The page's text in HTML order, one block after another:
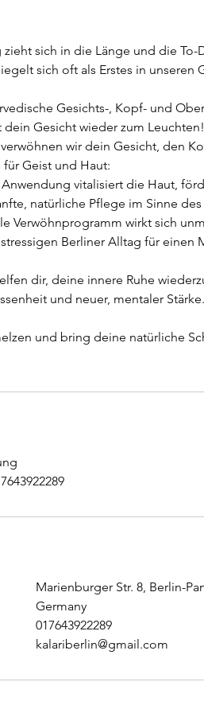
sich in die Länge und die To-
sich oft als Erstes in unseren
Gesichts-, Kopf- und
Gesicht wieder zum
wir dein Gesicht, den
Geist und Haut:
vitalisiert die Haut,
natürliche Pflege im Sinne
Verwöhnprogramm wirkt sich
Berliner Alltag für einen
dir, deine innere Ruhe
und neuer, mentaler Stärke.
und bring deine natürliche
Marienburger Str. 8, Berlin-
Germany
017643922289
kalariberlin@gmail.com